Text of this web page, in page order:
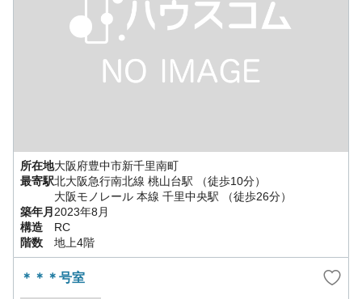
所在地大阪府豊中市新千里南町
最寄駅北大阪急行南北線 桃山台駅
（徒歩10分）
大阪モノレール 本線 千里中央駅
（徒歩26分）
築年月 2023年8月
構造
RC
階数
地上4階
＊＊＊号室